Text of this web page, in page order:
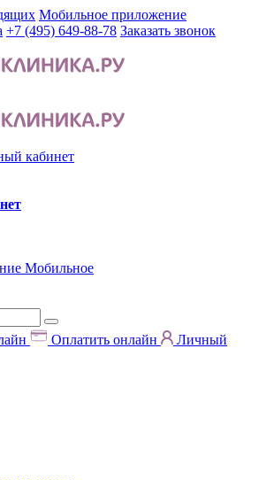
Мобильное приложение
+7 (495) 649-88-78 Заказать звонок
кабинет
Мобильное
Оплатить онлайн
Личный